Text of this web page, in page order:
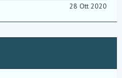
28 Ott 2020